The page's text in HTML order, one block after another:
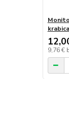
9,76 €